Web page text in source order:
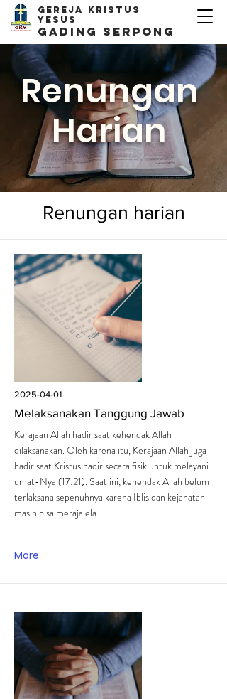
Gereja kristus
yesus
Gading Serpong
Renungan
Harian
Renungan harian
2025-04-01
Melaksanakan Tanggung Jawab
Kerajaan Allah hadir saat kehendak Allah
dilaksanakan. Oleh karena itu, Kerajaan Allah juga
hadir saat Kristus hadir secara fisik untuk melayani
umat-Nya (17:21). Saat ini, kehendak Allah belum
terlaksana sepenuhnya karena Iblis dan kejahatan
masih bisa merajalela.
More